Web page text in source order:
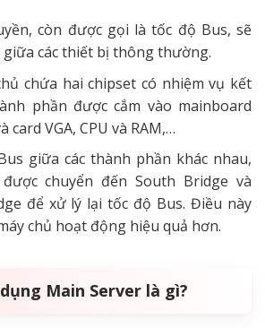
còn được gọi là tốc độ Bus, sẽ
giữa các thiết bị thông thường.
chứa hai chipset có nhiệm vụ kết
phần được cắm vào mainboard
card VGA, CPU và RAM,…
giữa các thành phần khác nhau,
chuyển đến South Bridge và
để xử lý lại tốc độ Bus. Điều này
chủ hoạt động hiệu quả hơn.
Main Server là gì?